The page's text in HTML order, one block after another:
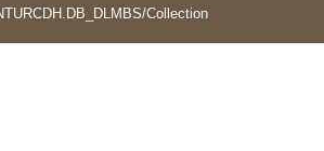
Collection